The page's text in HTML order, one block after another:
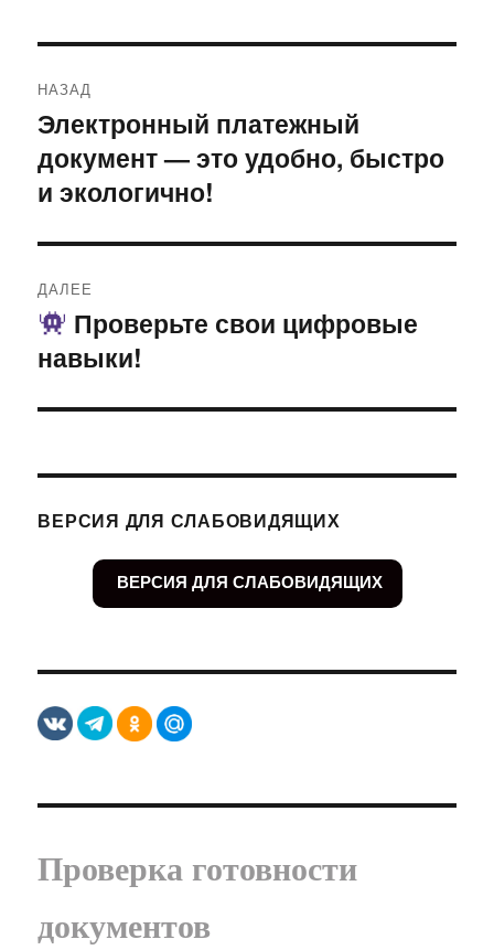
по
записям
НАЗАД
Предыдущая
запись:
Электронный платежный
документ — это удобно, быстро
и экологично!
ДАЛЕЕ
Следующая
запись:
Проверьте свои цифровые
навыки!
ВЕРСИЯ ДЛЯ СЛАБОВИДЯЩИХ
ВЕРСИЯ ДЛЯ СЛАБОВИДЯЩИХ
Проверка готовности
документов